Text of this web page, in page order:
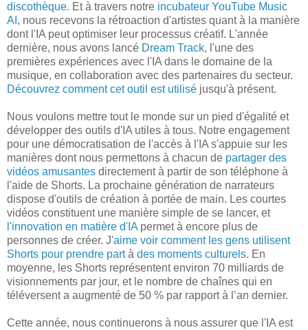
discothèque. Et à travers notre incubateur YouTube Music
AI , nous recevons la rétroaction d'artistes quant à la manière
dont l'IA peut optimiser leur processus créatif. L'année
dernière, nous avons lancé Dream Track, l'une des
premières expériences avec l'IA dans le domaine de la
musique, en collaboration avec des partenaires du secteur.
Découvrez comment cet outil est utilisé jusqu'à présent.
Nous voulons mettre tout le monde sur un pied d'égalité et
développer des outils d'IA utiles à tous. Notre engagement
pour une démocratisation de l'accès à l'IA s'appuie sur les
manières dont nous permettons à chacun de partager des
vidéos amusantes directement à partir de son téléphone à
l'aide de Shorts. La prochaine génération de narrateurs
dispose d'outils de création à portée de main. Les courtes
vidéos constituent une manière simple de se lancer, et
l'innovation en matière d'IA permet à encore plus de
personnes de créer. J'aime voir comment les gens utilisent
Shorts pour prendre partà des moments culturels. En
moyenne, les Shorts représentent environ 70 milliards de
visionnements par jour, et le nombre de chaînes qui en
téléversent a augmenté de 50 % par rapport à l’an dernier.
Cette année, nous continuerons à nous assurer que l'IA est